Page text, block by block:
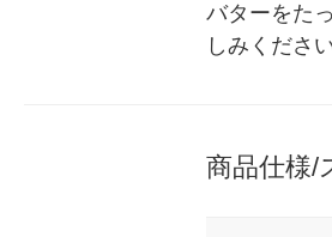
バターをた
しみください
商品仕様/